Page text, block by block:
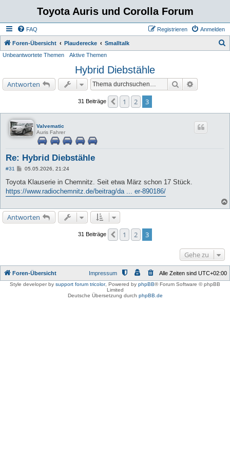
Toyota Auris und Corolla Forum
FAQ Anmelden
Registrieren
Foren-Übersicht Plauderecke Smalltalk
Unbeantwortete Themen Aktive Themen
Hybrid Diebstähle
Antworten Suche
31 Beiträge Vorherige
1 2 3
Valvematic
Auris Fahrer
Re: Hybrid Diebstähle
#31
B
i
r
05.05.2026, 21:24
Toyota Klauserie in Chemnitz. Seit etwa März schon 17 Stück.
https://www.radiochemnitz.de/beitrag/da ... er-890186/
Antworten
31 Beiträge Vorherige
1 2 3
Gehe zu
Foren-Übersicht Alle Zeiten sind UTC+02:00
Impressum
Style developer by support forum tricolor, Powered by phpBB® Forum Software © phpBB
Limited
Deutsche Übersetzung durch phpBB.de